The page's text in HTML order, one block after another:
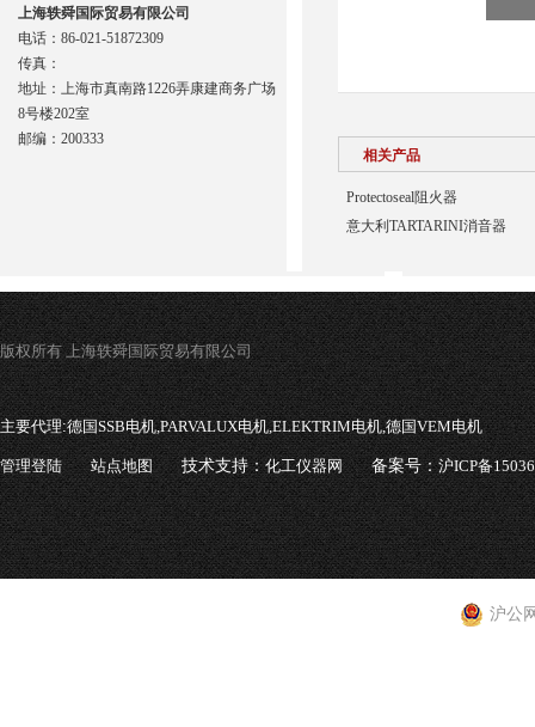
相关产品
Protectoseal阻火器
意大利TARTARINI消音器
上海轶舜国际贸易有限公司
电话：86-021-51872309
传真：
地址：上海市真南路1226弄康建商务广场
8号楼202室
邮编：200333
版权所有 上海轶舜国际贸易有限公司
主要代理:德国SSB电机,PARVALUX电机,ELEKTRIM电机,德国VEM电机
管理登陆 站点地图 技术支持：化工仪器网 备案号：沪ICP备
沪公